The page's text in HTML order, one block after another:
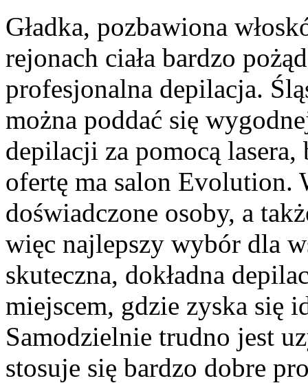
Gładka, pozbawiona
rejonach ciała bardzo
profesjonalna depilacja.
można poddać się
depilacji za pomocą lasera,
ofertę ma salon Evolution.
doświadczone osoby, a
więc najlepszy wybór dla
skuteczna, dokładna
miejscem, gdzie zyska się
Samodzielnie trudno jest
stosuje się bardzo dobre